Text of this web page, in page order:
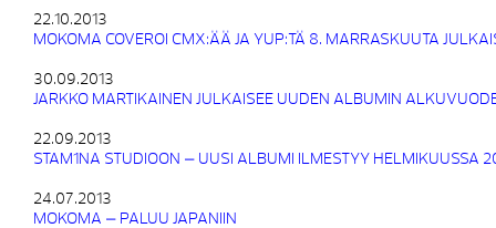
22.10.2013
MOKOMA COVEROI CMX:ÄÄ JA YUP:TÄ 8. MARRASKUUTA
30.09.2013
JARKKO MARTIKAINEN JULKAISEE UUDEN ALBUMIN
22.09.2013
STAM1NA STUDIOON – UUSI ALBUMI ILMESTYY HELMIKUUSSA
24.07.2013
MOKOMA – PALUU JAPANIIN